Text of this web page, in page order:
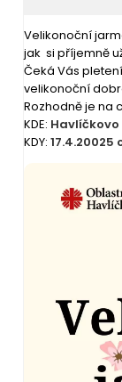
Velikonoční
jak si příjemně
Čeká Vás
velikonoční
Rozhodně je na
KDE:
KDY: 17.4.20025